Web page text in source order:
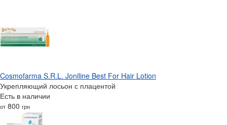
Cosmofarma S.R.L. Joniline Best For Hair Lotion
Укрепляющий лосьон с плацентой
Есть в наличии
от 800 грн